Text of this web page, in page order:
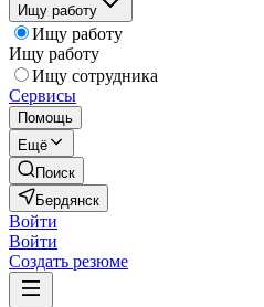
Ищу работу
Ищу работу
Ищу работу
Ищу сотрудника
Сервисы
Помощь
Ещё
Поиск
Бердянск
Войти
Войти
Создать резюме